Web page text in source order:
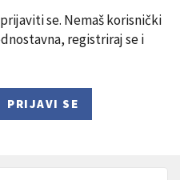
se. Nemaš korisnički
registriraj se i
PRIJAVI SE